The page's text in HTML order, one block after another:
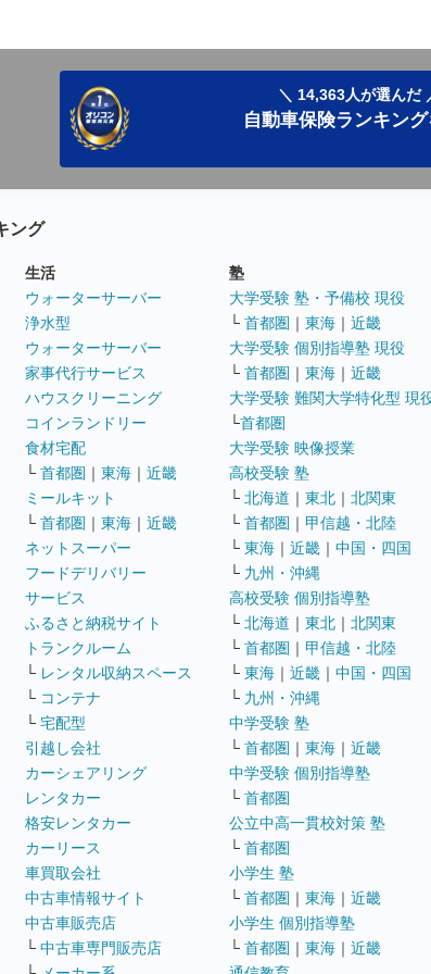
＼ 14,363人が選んだ
自動車保険ランキング
ング
生活
ウォーターサーバー
浄水型
ウォーターサーバー
家事代行サービス
ハウスクリーニング
コインランドリー
食材宅配
└ 首都圏 ｜ 東海 ｜ 近畿
ミールキット
└ 首都圏 ｜ 東海 ｜ 近畿
ネットスーパー
フードデリバリー
サービス
ふるさと納税サイト
トランクルーム
└ レンタル収納スペース
└ コンテナ
└ 宅配型
引越し会社
カーシェアリング
レンタカー
格安レンタカー
カーリース
車買取会社
中古車情報サイト
中古車販売店
└ 中古車専門販売店
塾
大学受験 塾・予備校 現役
└ 首都圏 ｜ 東海 ｜ 近畿
大学受験 個別指導塾 現役
└ 首都圏 ｜ 東海 ｜ 近畿
大学受験 難関大学特化型 現
└首都圏
大学受験 映像授業
高校受験 塾
└ 北海道 ｜ 東北 ｜ 北関東
└ 首都圏 ｜ 甲信越・北陸
└ 東海 ｜ 近畿 ｜ 中国・四国
└ 九州・沖縄
高校受験 個別指導塾
└ 北海道 ｜ 東北 ｜ 北関東
└ 首都圏 ｜ 甲信越・北陸
└ 東海 ｜ 近畿 ｜ 中国・四国
└ 九州・沖縄
中学受験 塾
└ 首都圏 ｜ 東海 ｜ 近畿
中学受験 個別指導塾
└ 首都圏
公立中高一貫校対策 塾
└ 首都圏
小学生 塾
└ 首都圏 ｜ 東海 ｜ 近畿
小学生 個別指導塾
└ 首都圏 ｜ 東海 ｜ 近畿